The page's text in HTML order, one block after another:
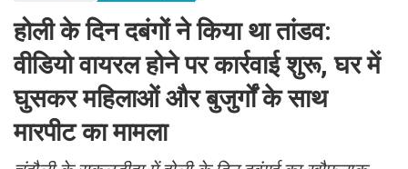
होली के दिन दबंगों ने किया था तांडव:
वीडियो वायरल होने पर कार्रवाई शुरू, घर में
घुसकर महिलाओं और बुजुर्गों के साथ
मारपीट का मामला